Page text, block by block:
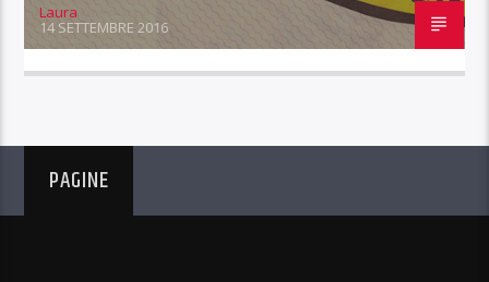
Laura
14 SETTEMBRE 2016
PAGINE